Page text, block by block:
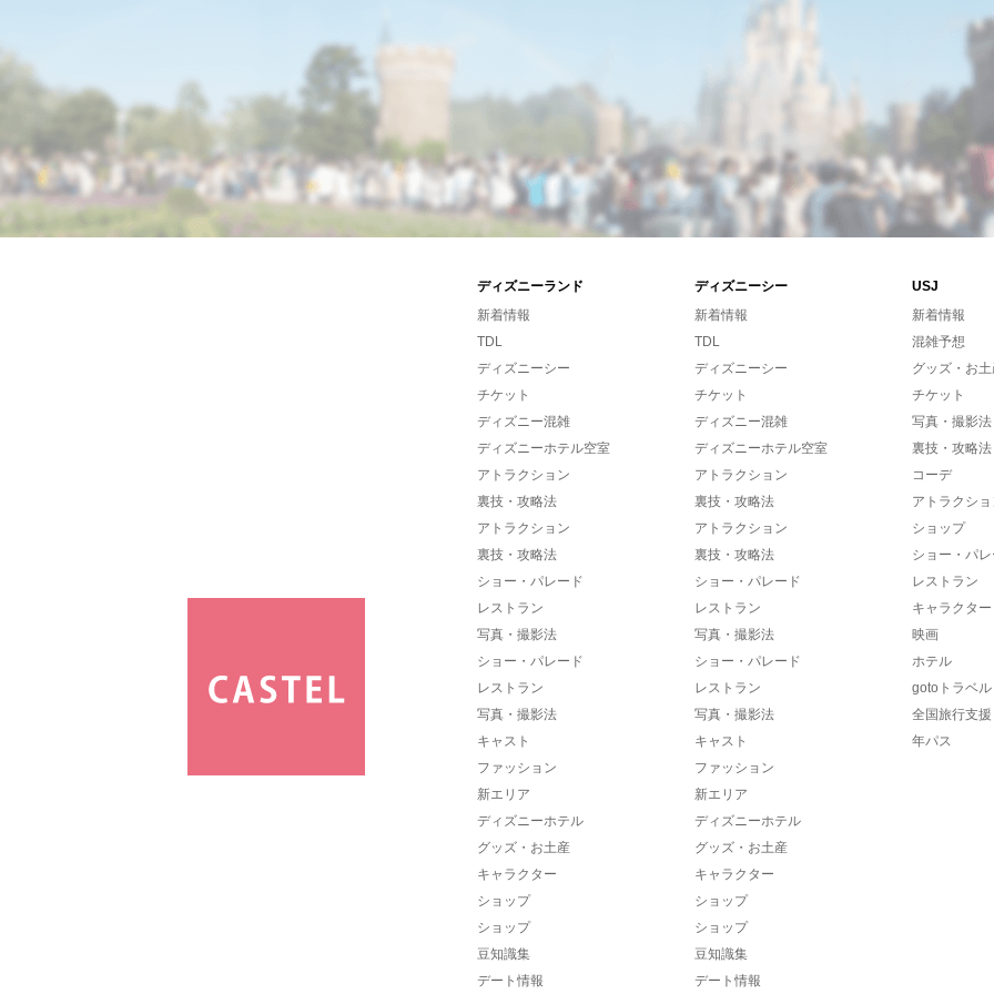
ディズニーランド ディズニーシー
USJ
新着情報
TDL
ディズニーシー
チケット
ディズニー混雑
ディズニーホテル空室
アトラクション
裏技・攻略法
アトラクション
裏技・攻略法
ショー・パレード
レストラン
写真・撮影法
ショー・パレード
レストラン
写真・撮影法
キャスト
ファッション
新エリア
ディズニーホテル
グッズ・お土産
キャラクター
ショップ
ショップ
豆知識集
デート情報
新着情報
TDL
ディズニーシー
チケット
ディズニー混雑
ディズニーホテル空室
アトラクション
裏技・攻略法
アトラクション
裏技・攻略法
ショー・パレード
レストラン
写真・撮影法
ショー・パレード
レストラン
写真・撮影法
キャスト
ファッション
新エリア
ディズニーホテル
グッズ・お土産
キャラクター
ショップ
ショップ
豆知識集
デート情報
新着情報
混雑予想
グッズ・お
チケット
写真・撮影法
裏技・攻略法
コーデ
アトラクシ
ショップ
ショー・パ
レストラン
キャラクター
映画
ホテル
gotoトラベル
全国旅行支援
年パス